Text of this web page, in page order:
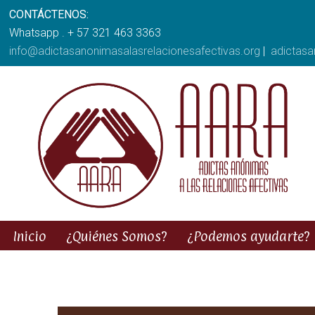
CONTÁCTENOS:
Whatsapp . + 57 321 463 3363
info@adictasanonimasalasrelacionesafectivas.org |
Inicio ¿Quiénes Somos? ¿Podemos ayudarte?